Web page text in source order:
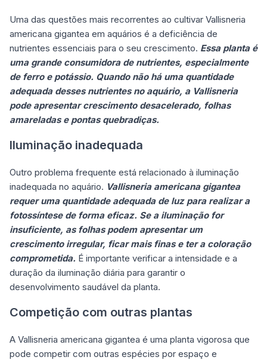
Uma das questões mais recorrentes ao cultivar Vallisneria
americana gigantea em aquários é a deficiência de
nutrientes essenciais para o seu crescimento. Essa planta é
uma grande consumidora de nutrientes, especialmente
de ferro e potássio. Quando não há uma quantidade
adequada desses nutrientes no aquário, a Vallisneria
pode apresentar crescimento desacelerado, folhas
amareladas e pontas quebradiças.
Iluminação inadequada
Outro problema frequente está relacionado à iluminação
inadequada no aquário. Vallisneria americana gigantea
requer uma quantidade adequada de luz para realizar a
fotossíntese de forma eficaz. Se a iluminação for
insuficiente, as folhas podem apresentar um
crescimento irregular, ficar mais finas e ter a coloração
comprometida. É importante verificar a intensidade e a
duração da iluminação diária para garantir o
desenvolvimento saudável da planta.
Competição com outras plantas
A Vallisneria americana gigantea é uma planta vigorosa que
pode competir com outras espécies por espaço e